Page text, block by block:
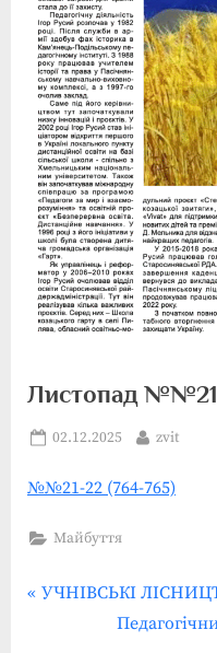
Листопад
Posted
02.12.2025 By
zvit
№№21-22 (764-765)
Майбуття
Навігація
P
УЧНІВСЬКІ
N